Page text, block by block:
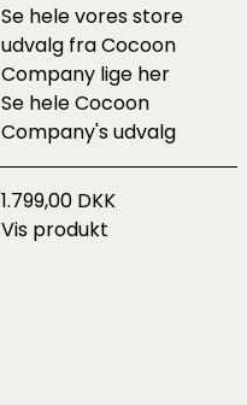
Se hele vores store
udvalg fra Cocoon
Company lige her
Se heleCocoon
Company's udvalg
1.799,00 DKK
Vis produkt